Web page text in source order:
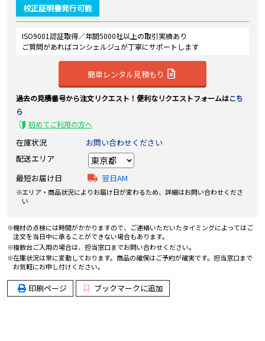
校正証明書発行可能
ISO9001認証取得／年間5000社以上の取引実績あり
ご質問があればコンシェルジュが丁寧にサポートします
簡単レンタル見積もり
過去の見積番号から注文リクエスト！便利なリクエストフォームはこち
ら
初めてご利用の方へ
在庫状況
お問い合わせください
配送エリア
最短お届け日
翌日AM
エリア・商品状況によりお届け日が変わるため、詳細はお問い合わせくださ
い
機材の点検には時間がかかりますので、ご連絡いただいたタイミングによってはご
注文を当日中に承ることができない場合もあります。
複数台ご入用の場合は、担当窓口までお問い合わせください。
在庫状況は常に変動しております。商品の確保はご予約が確実です。担当窓口まで
お気軽にお申し付けください。
印刷ページ ブックマークに追加